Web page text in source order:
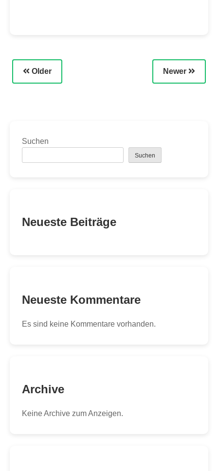
Older Newer
Suchen
Suchen
Neueste Beiträge
Neueste Kommentare
Es sind keine Kommentare vorhanden.
Archive
Keine Archive zum Anzeigen.